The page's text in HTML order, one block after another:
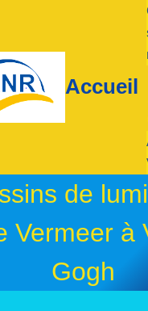
Accueil
de
Vermeer à
Gogh